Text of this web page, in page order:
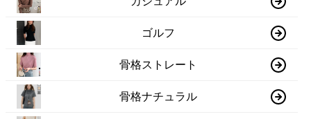
ゴルフ
骨格ストレート
骨格ナチュラル